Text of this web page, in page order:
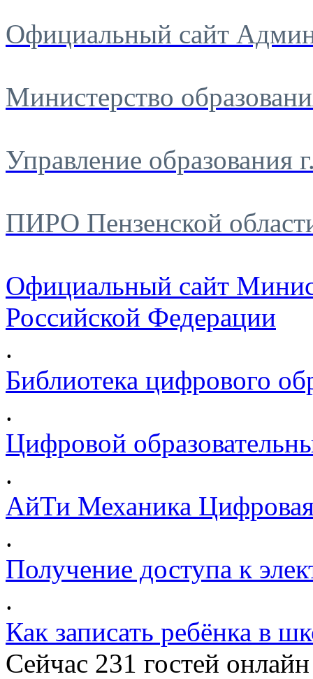
Официальный сайт
Министерство
Управление образования
ПИРО Пензенской
Официальный сайт
Российской Федерации
.
Библиотека цифрового
.
Цифровой
.
АйТи Механика
.
Получение доступа к
.
Как записать ребёнка в
Сейчас 231 гостей онлайн